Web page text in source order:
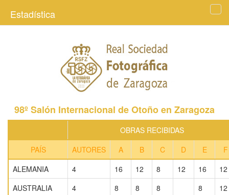
Estadística
98º Salón Internacional de Otoño en Zaragoza
OBRAS RECIBIDAS
PAÍS
AUTORES A B C D E
F
ALEMANIA
4 16 12 8 12 16
12
AUSTRALIA
4 8 8 8 8
12